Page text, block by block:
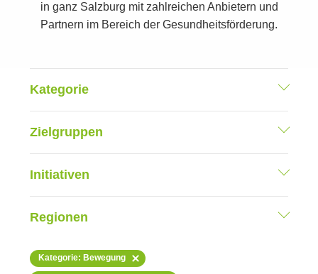
in ganz Salzburg mit zahlreichen Anbietern und
Partnern im Bereich der Gesundheitsförderung.
Kategorie
Zielgruppen
Initiativen
Regionen
Kategorie: Bewegung